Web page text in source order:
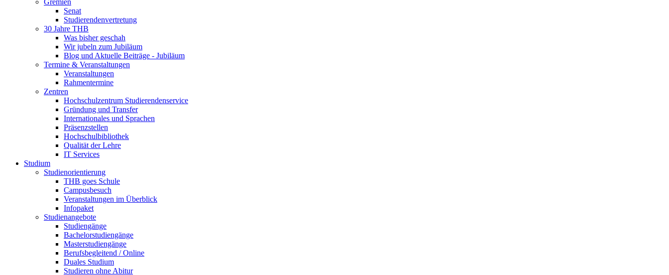
Gremien
Senat
Studierendenvertretung
30 Jahre THB
Was bisher geschah
Wir jubeln zum Jubiläum
Blog und Aktuelle Beiträge - Jubiläum
Termine & Veranstaltungen
Veranstaltungen
Rahmentermine
Zentren
Hochschulzentrum Studierendenservice
Gründung und Transfer
Internationales und Sprachen
Präsenzstellen
Hochschulbibliothek
Qualität der Lehre
IT Services
Studium
Studienorientierung
THB goes Schule
Campusbesuch
Veranstaltungen im Überblick
Infopaket
Studienangebote
Studiengänge
Bachelorstudiengänge
Masterstudiengänge
Berufsbegleitend / Online
Duales Studium
Studieren ohne Abitur